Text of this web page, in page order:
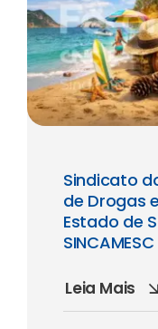
Sindicato
de Drogas
Estado de
SINCAMESC
Leia Mais